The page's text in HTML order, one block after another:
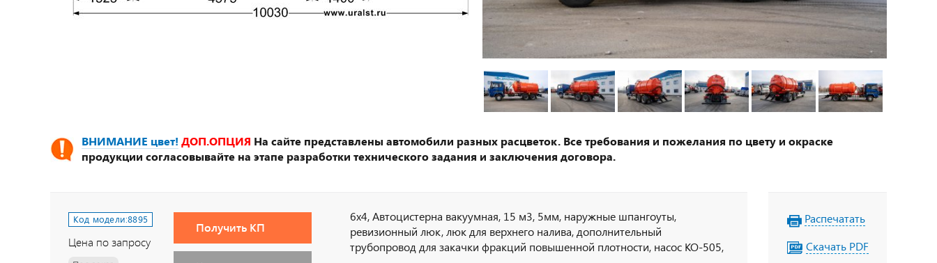
ВНИМАНИЕ цвет! ДОП.ОПЦИЯ На сайте представлены автомобили разных расцветок. Все требования и пожелания по цвету и окраске
продукции согласовывайте на этапе разработки технического задания и заключения договора.
Код модели:8895
Цена по запросу
Получить КП
6х4, Автоцистерна вакуумная, 15 м3, 5мм, наружные шпангоуты,
ревизионный люк, люк для верхнего налива, дополнительный
трубопровод для закачки фракций повышенной плотности, насос КО-505,
Распечатать
Скачать PDF